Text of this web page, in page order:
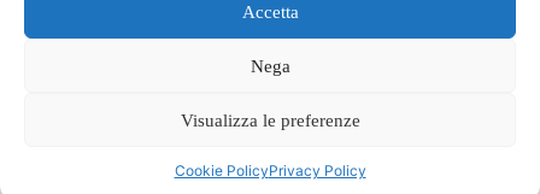
Accetta
Nega
Visualizza le preferenze
Cookie PolicyPrivacy Policy